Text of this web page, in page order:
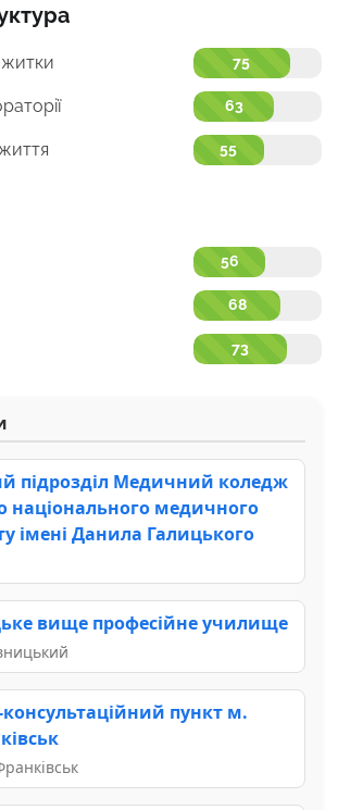
75
63
55
56
68
73
підрозділ Медичний коледж
національного медичного
імені Данила Галицького
вище професійне училище
пункт м.